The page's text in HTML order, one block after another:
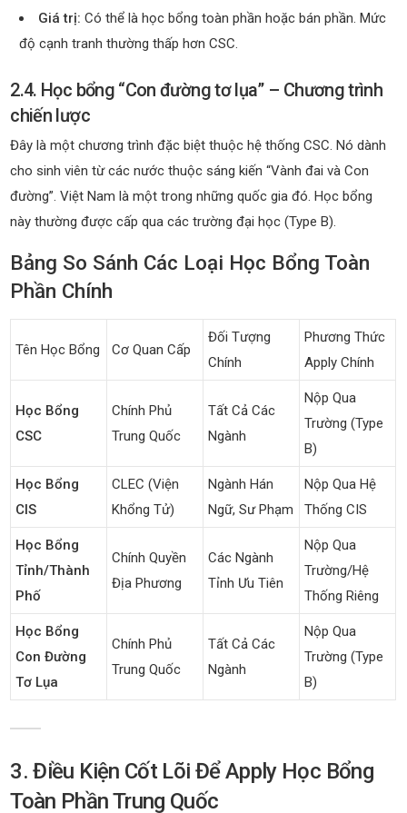
Giá trị: Có thể là học bổng toàn phần hoặc bán phần. Mức
độ cạnh tranh thường thấp hơn CSC.
2.4. Học bổng “Con đường tơ lụa” – Chương trình
chiến lược
Đây là một chương trình đặc biệt thuộc hệ thống CSC. Nó dành
cho sinh viên từ các nước thuộc sáng kiến “Vành đai và Con
đường”. Việt Nam là một trong những quốc gia đó. Học bổng
này thường được cấp qua các trường đại học (Type B).
Bảng So Sánh Các Loại Học Bổng Toàn
Phần Chính
Tên Học Bổng Cơ Quan Cấp
Đối Tượng
Chính
Phương Thức
Apply Chính
Học Bổng
CSC
Chính Phủ
Trung Quốc
Tất Cả Các
Ngành
Nộp Qua
Trường (Type
B)
Học Bổng
CIS
CLEC (Viện
Khổng Tử)
Ngành Hán
Ngữ, Sư Phạm
Nộp Qua Hệ
Thống CIS
Học Bổng
Tỉnh/Thành
Phố
Chính Quyền
Địa Phương
Các Ngành
Tỉnh Ưu Tiên
Nộp Qua
Trường/hệ
Thống Riêng
Học Bổng
Con Đường
Tơ Lụa
Chính Phủ
Trung Quốc
Tất Cả Các
Ngành
Nộp Qua
Trường (Type
B)
3. Điều Kiện Cốt Lõi Để Apply Học Bổng
Toàn Phần Trung Quốc